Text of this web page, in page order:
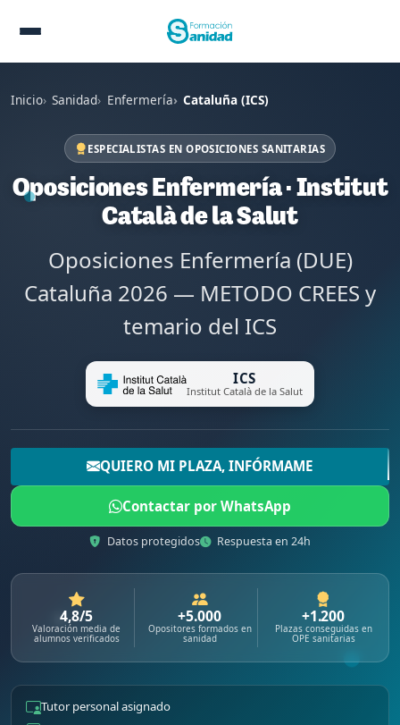
Inicio Sanidad Enfermería Cataluña (ICS)
ESPECIALISTAS EN OPOSICIONES SANITARIAS
Oposiciones Enfermería · Institut
Català de la Salut
Oposiciones Enfermería (DUE)
Cataluña 2026 — METODO CREES y
temario del ICS
ICS
Institut Català de la Salut
QUIERO MI PLAZA, INFÓRMAME
Contactar por WhatsApp
Datos protegidos Respuesta en 24h
4,8/5
Valoración media de
alumnos verificados
+5.000
Opositores formados en
sanidad
+1.200
Plazas conseguidas en
OPE sanitarias
Tutor personal asignado